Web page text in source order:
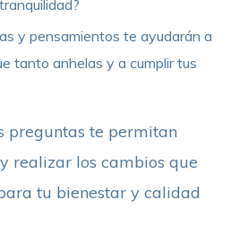
y pensamientos te ayudarán a
tanto anhelas y a cumplir tus
preguntas te permitan
realizar los cambios que
tu bienestar y calidad